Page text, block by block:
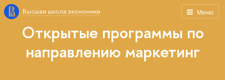
Меню
Высшая школа экономики
Открытые программы по
направлению маркетинг